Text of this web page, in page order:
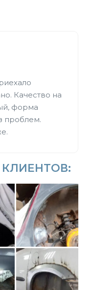
Качество на
форма
проблем.